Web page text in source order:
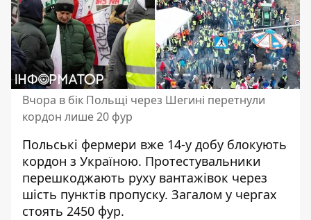
Вчора в бік Польщі через Шегині перетнули
кордон лише 20 фур
Польські фермери вже 14-у добу блокують
кордон з Україною. Протестувальники
перешкоджають руху вантажівок через
шість пунктів пропуску. Загалом у чергах
стоять 2450 фур.